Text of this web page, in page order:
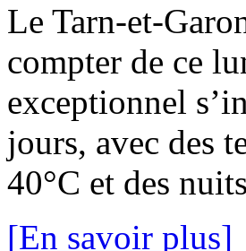
Le Tarn-et-
compter de ce
exceptionnel
jours, avec des
40°C et des
[En savoir plus]